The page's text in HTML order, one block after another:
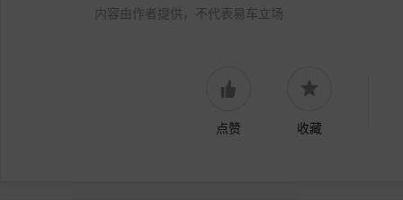
内容由作者提供，不代表易车立场
点赞 收藏